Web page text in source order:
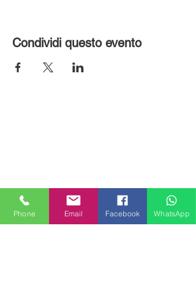
Condividi questo evento
Phone Email Facebook WhatsApp